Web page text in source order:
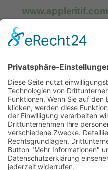
www.appleritif.com